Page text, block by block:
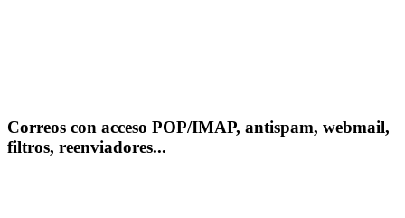
Correos con acceso POP/IMAP, antispam, webmail,
filtros, reenviadores...